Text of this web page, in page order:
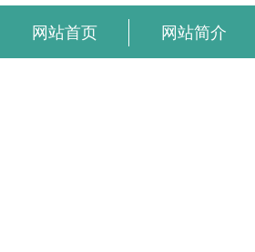
网站首页 网站简介
在线预约